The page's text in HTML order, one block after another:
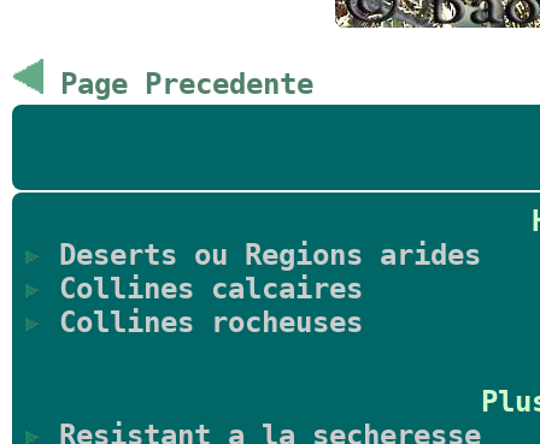
Page Precedente
Deserts ou Regions arides
Collines calcaires
Collines rocheuses
Resistant a la secheresse